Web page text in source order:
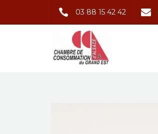
03 88 15 42 42